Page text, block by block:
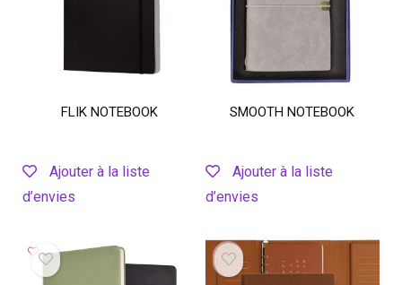
FLIK NOTEBOOK
Ajouter à la liste
d’envies
SMOOTH NOTEBOOK
Ajouter à la liste
d’envies